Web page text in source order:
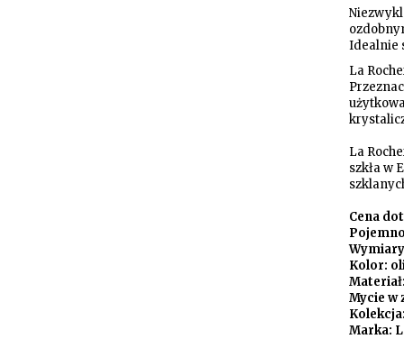
Idealnie
La
La
szkła w
Cena
Kolor:
Mycie w
Marka: